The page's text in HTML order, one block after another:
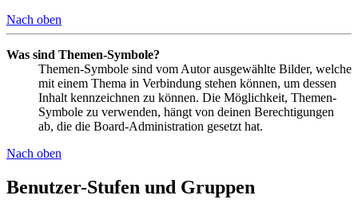
Nach oben
Was sind Themen-Symbole?
Themen-Symbole sind vom Autor ausgewählte Bilder, welche
mit einem Thema in Verbindung stehen können, um dessen
Inhalt kennzeichnen zu können. Die Möglichkeit, Themen-
Symbole zu verwenden, hängt von deinen Berechtigungen
ab, die die Board-Administration gesetzt hat.
Nach oben
Benutzer-Stufen und Gruppen